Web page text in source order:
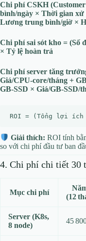
Chi phí CSKH
bình/ngày × Thời gian
Lương trung bình/giờ ×
Chi phí sai sót kho =
× Tỷ lệ hoàn trả
Chi phí server tăng
Giá/CPU‑core/tháng +
GB‑SSD × Giá/
Giải thích: ROI tính
so với chi phí đầu tư ban
4. Chi phí chi tiết 30
Mục chi phí
(12
Server (K8s,
8 node)
45